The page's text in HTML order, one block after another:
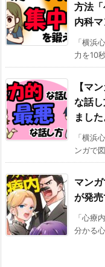
方法
内科マ
「横浜
力を10
【マ
な話
ました
「横浜
ンガで
マン
が発売
「心療
分かる